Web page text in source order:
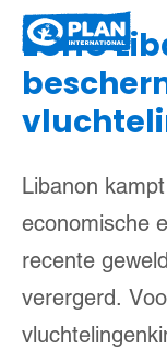
Plan
ECHO
Libanon
economische
recente
verergerd.